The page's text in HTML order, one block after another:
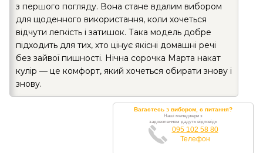
з першого погляду. Вона стане вдалим вибором
для щоденного використання, коли хочеться
відчути легкість і затишок. Така модель добре
підходить для тих, хто цінує якісні домашні речі
без зайвої пишності. Нічна сорочка Марта накат
кулір — це комфорт, який хочеться обирати знову і
знову.
Вагаєтесь з вибором, є питання?
Наші менеджери з
задоволенням дадуть відповідь
095 102 58 80
Телефон